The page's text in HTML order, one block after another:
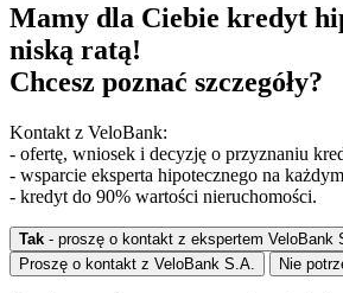
Mamy dla Ciebie kredyt
niską ratą!
Chcesz poznać szczegóły?
Kontakt z VeloBank:
- ofertę, wniosek i decyzję o przyznaniu
- wsparcie eksperta hipotecznego na
- kredyt do 90% wartości nieruchomości.
Tak - proszę o kontakt z ekspertem VeloBank
Proszę o kontakt z VeloBank S.A.
Nie